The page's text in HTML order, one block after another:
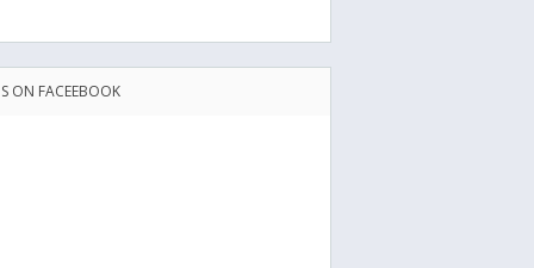
ON FACEEBOOK